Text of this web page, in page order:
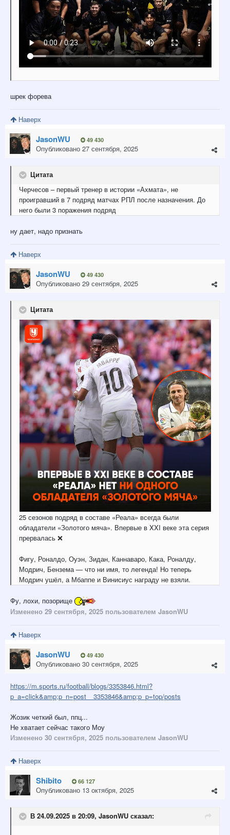
шрек форева
Наверх
JasonWU 49 430
Опубликовано 27 сентября, 2025
Цитата
Черчесов – первый тренер в истории «Ахмата», не
проигравший в 7 подряд матчах РПЛ после назначения. До
него были 3 поражения подряд
ну дает, надо признать
Наверх
JasonWU 49 430
Опубликовано 29 сентября, 2025
Цитата
25 сезонов подряд в составе «‎Реала» всегда были
обладатели ‎«‎Золотого мяча». Впервые в XXI веке эта серия
прервалась ❌
Фигу, Роналдо, Оуэн, Зидан, Каннаваро, Кака, Роналду,
Модрич, Бензема — что ни имя, то легенда! Но теперь
Модрич ушёл, а Мбаппе и Винисиус награду не взяли.
Фу, лохи, позорище
Изменено 29 сентября, 2025 пользователем JasonWU
Наверх
JasonWU 49 430
Опубликовано 30 сентября, 2025
https://m.sports.ru/football/blogs/3353846.html?
p_a=click&amp;p_n=post__3353846&amp;p_p=top/posts
Жозик четкий был, ппц...
Не хватает сейчас такого Моу
Изменено 30 сентября, 2025 пользователем JasonWU
Наверх
Shibito 66 127
Опубликовано 13 октября, 2025
В 24.09.2025 в 20:09, JasonWU сказал: